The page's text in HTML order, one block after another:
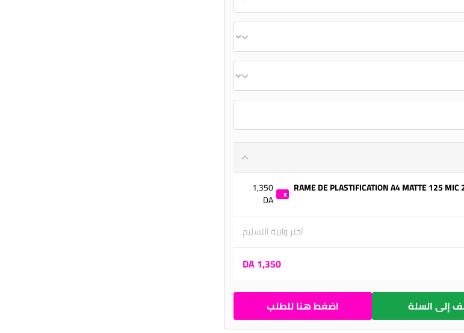
(IMP) RAME DE PLASTIFICATION A4 MATTE 125
1
1,350
DA
اختر ولاية التسليم
1,350 DA
إلى السلة اضغط هنا للطلب